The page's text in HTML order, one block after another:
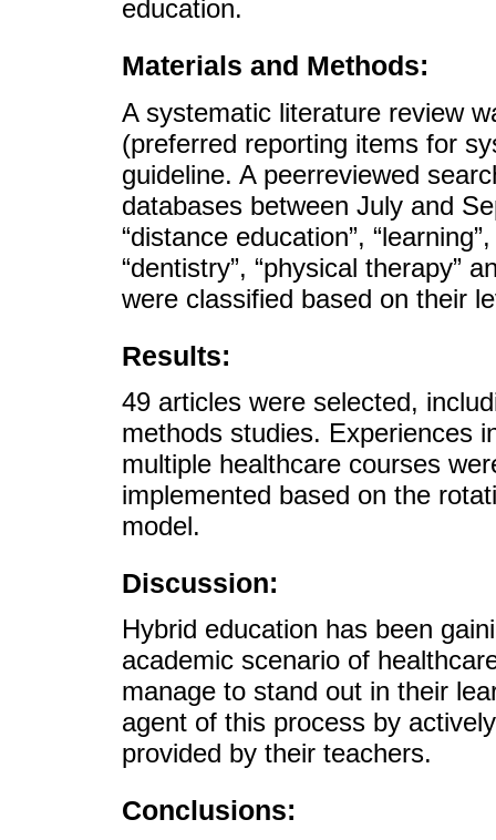
education.
Materials and Methods:
A systematic literature review
(preferred reporting items for
guideline. A peerreviewed
databases between July and
“distance education”,
“dentistry”, “physical therapy”
were classified based on their
Results:
49 articles were selected,
methods studies. Experiences
multiple healthcare courses
implemented based on the
model.
Discussion:
Hybrid education has been
academic scenario of
manage to stand out in their
agent of this process by
provided by their teachers.
Conclusions: